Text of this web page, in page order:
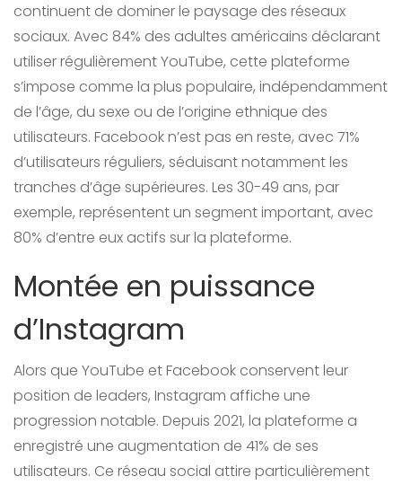
continuent de dominer le paysage des réseaux
sociaux. Avec 84% des adultes américains déclarant
utiliser régulièrement YouTube, cette plateforme
s’impose comme la plus populaire, indépendamment
de l’âge, du sexe ou de l’origine ethnique des
utilisateurs. Facebook n’est pas en reste, avec 71%
d’utilisateurs réguliers, séduisant notamment les
tranches d’âge supérieures. Les 30-49 ans, par
exemple, représentent un segment important, avec
80% d’entre eux actifs sur la plateforme.
Montée en puissance
d’Instagram
Alors que YouTube et Facebook conservent leur
position de leaders, Instagram affiche une
progression notable. Depuis 2021, la plateforme a
enregistré une augmentation de 41% de ses
utilisateurs. Ce réseau social attire particulièrement